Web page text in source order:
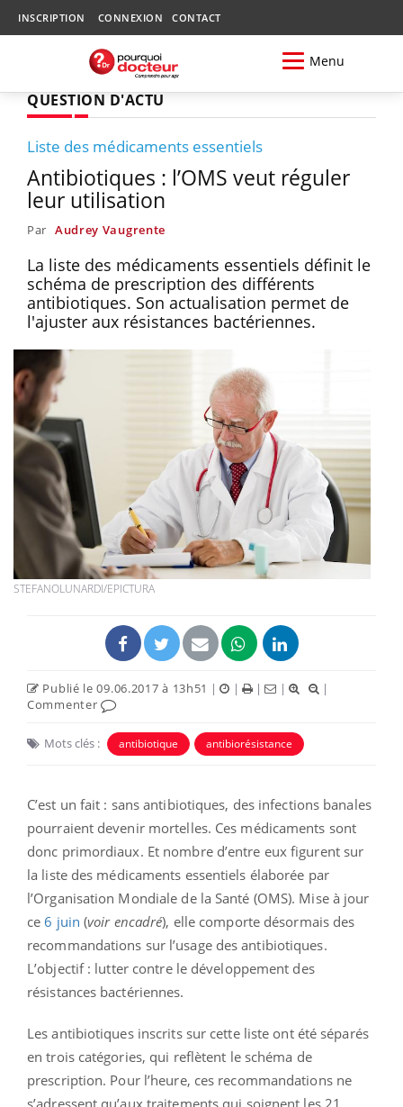
INSCRIPTION CONNEXION CONTACT
Menu
QUESTION D'ACTU
Liste des médicaments essentiels
Antibiotiques : l’OMS veut réguler
leur utilisation
Par Audrey Vaugrente
La liste des médicaments essentiels définit le
schéma de prescription des différents
antibiotiques. Son actualisation permet de
l'ajuster aux résistances bactériennes.
STEFANOLUNARDI/EPICTURA
Publié le 09.06.2017 à 13h51 | | | |
|
Commenter
Mots clés : antibiotique antibiorésistance
C’est un fait : sans antibiotiques, des infections banales
pourraient devenir mortelles. Ces médicaments sont
donc primordiaux. Et nombre d’entre eux figurent sur
la liste des médicaments essentiels élaborée par
l’Organisation Mondiale de la Santé (OMS). Mise à jour
ce 6 juin (voir encadré), elle comporte désormais des
recommandations sur l’usage des antibiotiques.
L’objectif : lutter contre le développement des
résistances bactériennes.
Les antibiotiques inscrits sur cette liste ont été séparés
en trois catégories, qui reflètent le schéma de
prescription. Pour l’heure, ces recommandations ne